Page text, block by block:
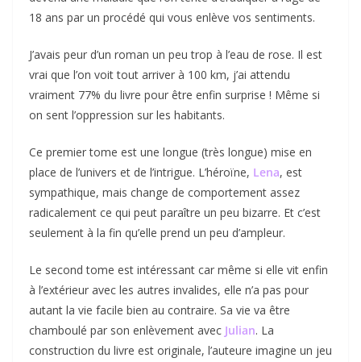
18 ans par un procédé qui vous enlève vos sentiments.
J’avais peur d’un roman un peu trop à l’eau de rose. Il est
vrai que l’on voit tout arriver à 100 km, j’ai attendu
vraiment 77% du livre pour être enfin surprise ! Même si
on sent l’oppression sur les habitants.
Ce premier tome est une longue (très longue) mise en
place de l’univers et de l’intrigue. L’héroïne, Lena, est
sympathique, mais change de comportement assez
radicalement ce qui peut paraître un peu bizarre. Et c’est
seulement à la fin qu’elle prend un peu d’ampleur.
Le second tome est intéressant car même si elle vit enfin
à l’extérieur avec les autres invalides, elle n’a pas pour
autant la vie facile bien au contraire. Sa vie va être
chamboulé par son enlèvement avec Julian. La
construction du livre est originale, l’auteure imagine un jeu